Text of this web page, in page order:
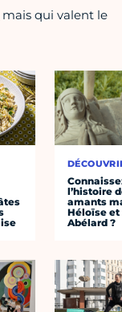
qui valent le
l’histoire
amants
Héloïse et
Abélard ?